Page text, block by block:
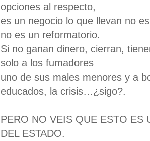
opciones al respecto,
es un negocio lo que llevan no
no es un reformatorio.
Si no ganan dinero, cierran,
solo a los fumadores
uno de sus males menores y a
educados, la crisis…¿sigo?.
PERO NO VEIS QUE ESTO ES
DEL ESTADO.